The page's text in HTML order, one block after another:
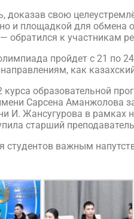
свою
и площадкой для
обратился к участникам
пройдет с 21 по
как
курса образовательной
Сарсена Аманжолова
И. Жансугурова в рамках
старший
студентов важным